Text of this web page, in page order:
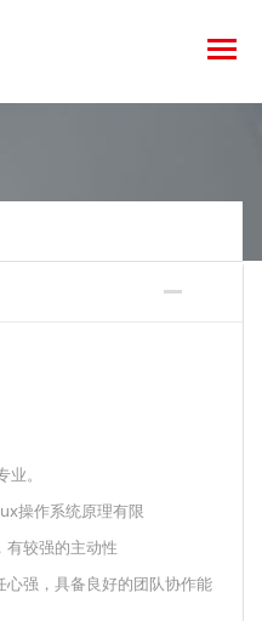
。
操作系统原理有限
有较强的主动性
强，具备良好的团队协作能